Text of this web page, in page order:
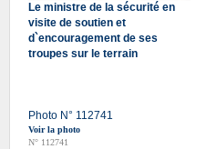
Le ministre de la sécurité en
visite de soutien et
d`encouragement de ses
troupes sur le terrain
Photo N° 112741
Voir la photo
N° 112741